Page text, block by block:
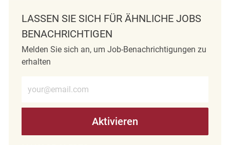
LASSEN SIE SICH FÜR ÄHNLICHE JOBS
BENACHRICHTIGEN
Melden Sie sich an, um Job-Benachrichtigungen zu
erhalten
Aktivieren